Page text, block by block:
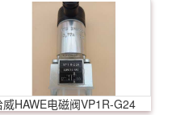
威HAWE电磁阀VP1R-G24